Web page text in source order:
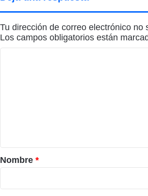
Tu dirección de correo electrónico no
Los campos obligatorios están
r
i
o
Nombre *